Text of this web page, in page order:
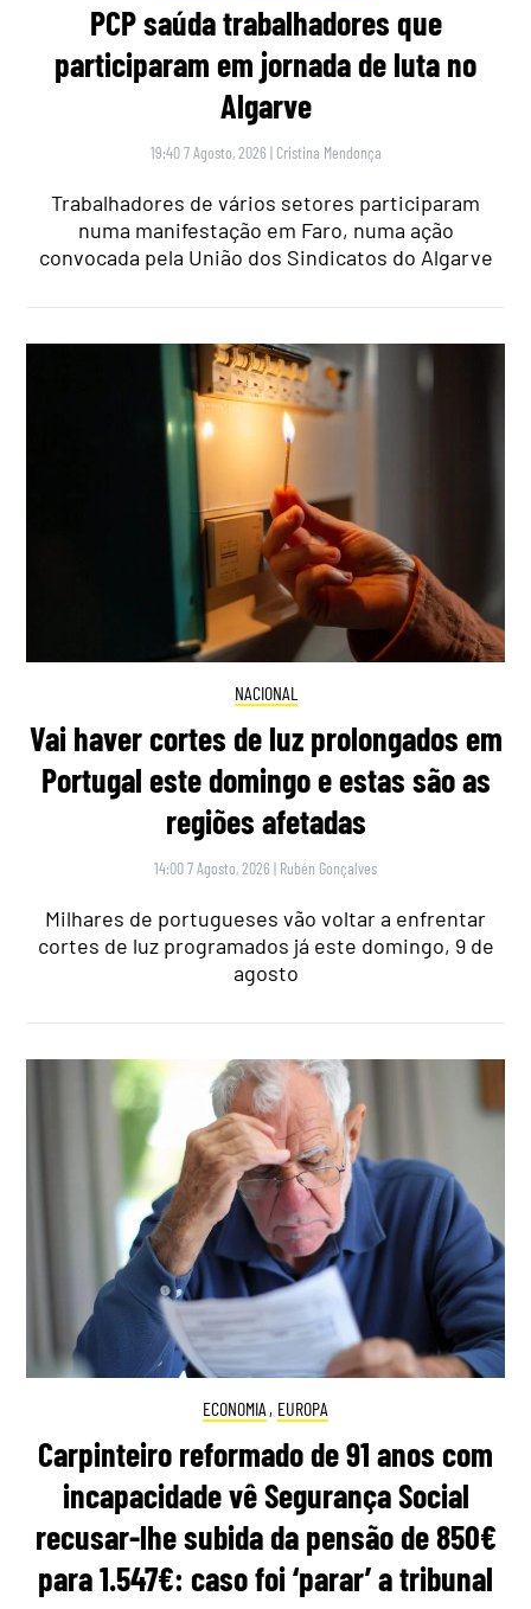
PCP saúda trabalhadores que
participaram em jornada de luta no
Algarve
19:40 7 Agosto, 2026 | Cristina Mendonça
Trabalhadores de vários setores participaram
numa manifestação em Faro, numa ação
convocada pela União dos Sindicatos do Algarve
NACIONAL
Vai haver cortes de luz prolongados em
Portugal este domingo e estas são as
regiões afetadas
14:00 7 Agosto, 2026 | Rubén Gonçalves
Milhares de portugueses vão voltar a enfrentar
cortes de luz programados já este domingo, 9 de
agosto
ECONOMIA , EUROPA
Carpinteiro reformado de 91 anos com
incapacidade vê Segurança Social
recusar-lhe subida da pensão de 850€
para 1.547€: caso foi ‘parar’ a tribunal